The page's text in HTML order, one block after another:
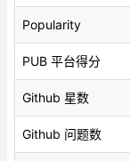
Popularity
PUB 平台得分
Github 星数
Github 问题数